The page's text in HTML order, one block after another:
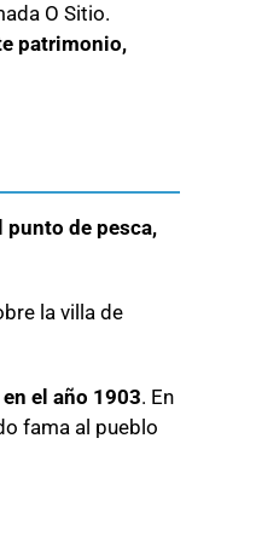
O Sitio.
patrimonio,
de pesca,
la villa de
en el año 1903. En
fama al pueblo